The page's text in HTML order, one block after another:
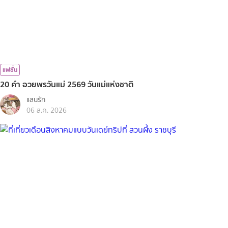
แฟชั่น
20 คำ อวยพรวันแม่ 2569 วันแม่แห่งชาติ
แสนรัก
06 ส.ค. 2026